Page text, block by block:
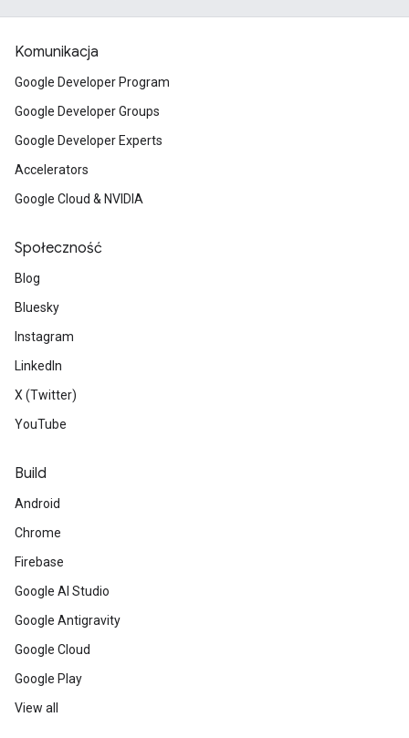
Komunikacja
Google Developer Program
Google Developer Groups
Google Developer Experts
Accelerators
Google Cloud & NVIDIA
Społeczność
Blog
Bluesky
Instagram
LinkedIn
X (Twitter)
YouTube
Build
Android
Chrome
Firebase
Google AI Studio
Google Antigravity
Google Cloud
Google Play
View all